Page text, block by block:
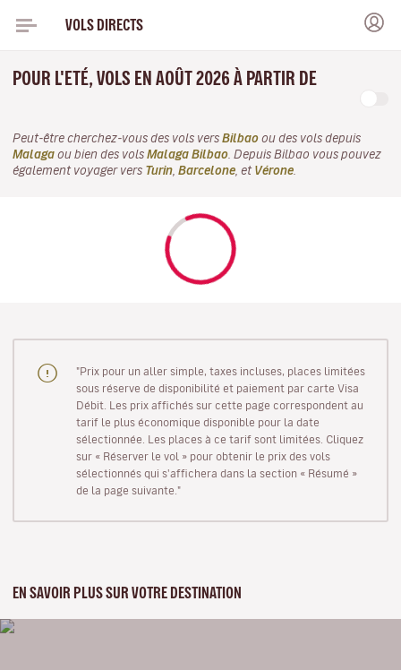
VOLS DIRECTS
POUR L'ETÉ, VOLS EN AOÛT 2026 À PARTIR DE
Peut-être cherchez-vous des vols vers Bilbao ou des vols depuis
Malaga ou bien des vols Malaga Bilbao . Depuis Bilbao vous pouvez
également voyager vers Turin Barcelone , et Vérone
"Prix pour un aller simple, taxes incluses, places limitées
sous réserve de disponibilité et paiement par carte Visa
Débit. Les prix affichés sur cette page correspondent au
tarif le plus économique disponible pour la date
sélectionnée. Les places à ce tarif sont limitées. Cliquez
sur « Réserver le vol » pour obtenir le prix des vols
sélectionnés qui s'affichera dans la section « Résumé »
de la page suivante."
EN SAVOIR PLUS SUR VOTRE DESTINATION